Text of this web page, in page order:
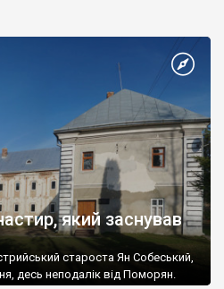
який заснував
староста Ян Собеський,
десь неподалік від Поморян.